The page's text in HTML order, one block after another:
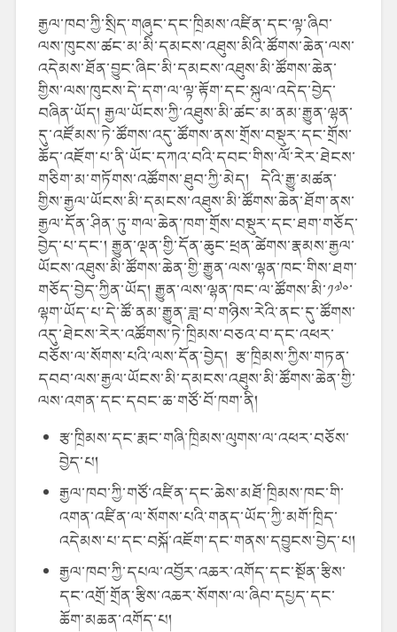
རྒྱལ་ཁབ་ཀྱི་སྲིད་གཞུང་དང་ཁྲིམས་འཛིན་དང་ལྟ་ཞིབ་
ལས་ཁུངས་ཚང་མ་མི་དམངས་འཐུས་མིའི་ཚོགས་ཆེན་ལས་
འདེམས་ཐོན་བྱུང་ཞིང་མི་དམངས་འཐུས་མི་ཚོགས་ཆེན་
གྱིས་ལས་ཁུངས་དེ་དག་ལ་ལྟ་རྟོག་དང་སྐུལ་འདེད་བྱེད་
བཞིན་ཡོད། རྒྱལ་ཡོངས་ཀྱི་འཐུས་མི་ཚང་མ་ནམ་རྒྱུན་ལྷན་
དུ་འཛོམས་ཏེ་ཚོགས་འདུ་ཚོགས་ནས་གྲོས་བསྡུར་དང་གྲོས་
ཆོད་འཇོག་པ་ནི་ཡོང་དཀའ་བའི་དབང་གིས་ལོ་རེར་ཐེངས་
གཅིག་མ་གཏོགས་འཚོགས་ཐུབ་ཀྱི་མེད། དེའི་རྒྱུ་མཚན་
གྱིས་རྒྱལ་ཡོངས་མི་དམངས་འཐུས་མི་ཚོགས་ཆེན་ཐོག་ནས་
རྒྱལ་དོན་ཤིན་ཏུ་གལ་ཆེན་ཁག་གྲོས་བསྡུར་དང་ཐག་གཅོད་
བྱེད་པ་དང་། རྒྱུན་ལྡན་གྱི་དོན་ཆུང་ཕྲན་ཚེགས་རྣམས་རྒྱལ་
ཡོངས་འཐུས་མི་ཚོགས་ཆེན་གྱི་རྒྱུན་ལས་ལྷན་ཁང་གིས་ཐག་
གཅོད་བྱེད་ཀྱིན་ཡོད། རྒྱུན་ལས་ལྷན་ཁང་ལ་ཚོགས་མི་༡༧༠་
ལྷག་ཡོད་པ་དེ་ཚོ་ནམ་རྒྱུན་ཟླ་བ་གཉིས་རེའི་ནང་དུ་ཚོགས་
འདུ་ཐེངས་རེར་འཚོགས་ཏེ་ཁྲིམས་བཅའ་བ་དང་འཕར་
བཅོས་ལ་སོགས་པའི་ལས་དོན་བྱེད། རྩ་ཁྲིམས་ཀྱིས་གཏན་
དབབ་ལས་རྒྱལ་ཡོངས་མི་དམངས་འཐུས་མི་ཚོགས་ཆེན་གྱི་
ལས་འགན་དང་དབང་ཆ་གཙོ་བོ་ཁག་ནི།
རྩ་ཁྲིམས་དང་རྨང་གཞི་ཁྲིམས་ལུགས་ལ་འཕར་བཅོས་
བྱེད་པ།
རྒྱལ་ཁབ་ཀྱི་གཙོ་འཛིན་དང་ཆེས་མཐོ་ཁྲིམས་ཁང་གི་
འགན་འཛིན་ལ་སོགས་པའི་གནད་ཡོད་ཀྱི་མགོ་ཁྲིད་
འདེམས་པ་དང་བསྐོ་འཇོག་དང་གནས་དབྱུངས་བྱེད་པ།
རྒྱལ་ཁབ་ཀྱི་དཔལ་འབྱོར་འཆར་འགོད་དང་སྔོན་རྩིས་
དང་འགྲོ་གྲོན་རྩིས་འཆར་སོགས་ལ་ཞིབ་དཔྱད་དང་
ཆོག་མཆན་འགོད་པ།